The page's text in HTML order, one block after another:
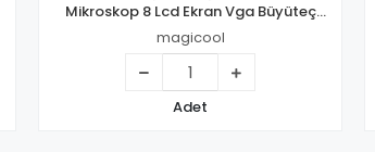
Mikroskop 8 Lcd Ekran Vga Büyüteç
Dm4s
magicool
Adet